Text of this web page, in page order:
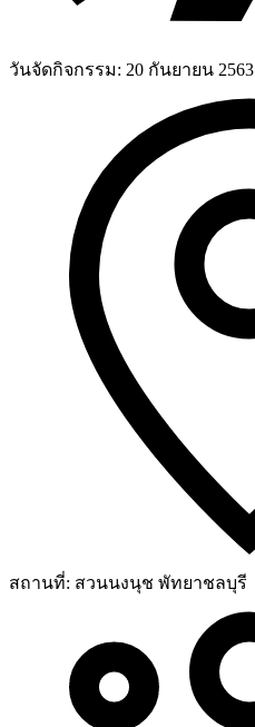
วันจัดกิจกรรม: 20 กันยายน 2563
สถานที่: สวนนงนุช พัทยาชลบุรี